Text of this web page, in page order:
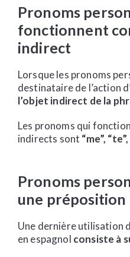
Pronoms
fonctionnent
indirect
Lorsque les pronoms
destinataire de l’action
l’objet indirect de la
Les pronoms qui
indirects sont “me”,
Pronoms
une préposition
Une dernière utilisation
en espagnol consiste à